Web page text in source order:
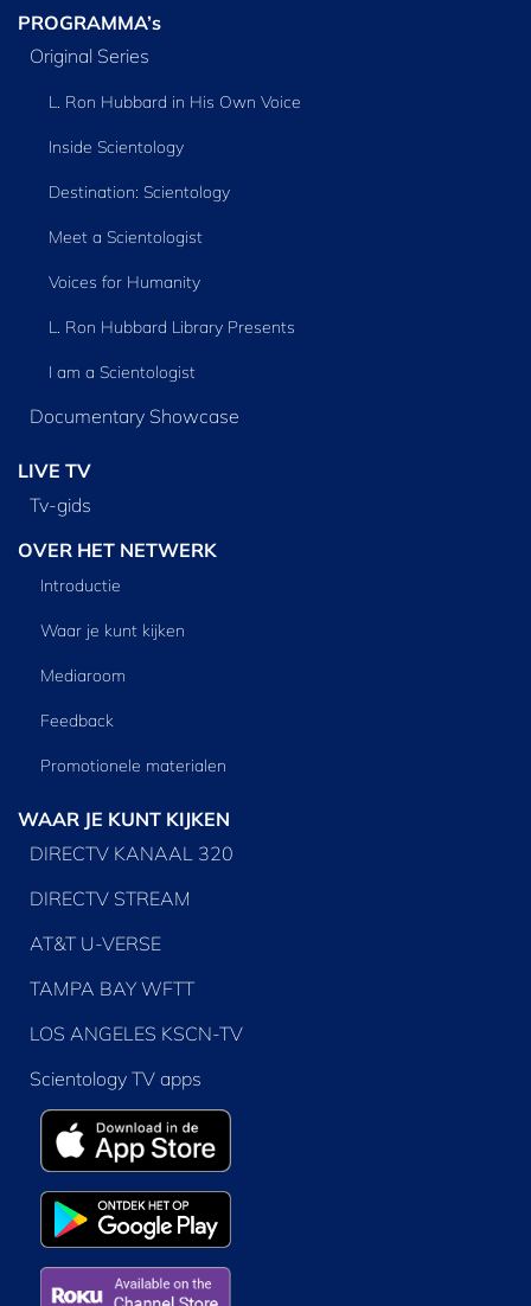
PROGRAMMA’s
Original Series
L. Ron Hubbard in His Own Voice
Inside Scientology
Destination: Scientology
Meet a Scientologist
Voices for Humanity
L. Ron Hubbard Library Presents
I am a Scientologist
Documentary Showcase
LIVE TV
Tv‑gids
OVER HET NETWERK
Introductie
Waar je kunt kijken
Mediaroom
Feedback
Promotionele materialen
WAAR JE KUNT KIJKEN
DIRECTV KANAAL 320
DIRECTV STREAM
AT&T U-VERSE
TAMPA BAY WFTT
LOS ANGELES KSCN-TV
Scientology TV apps